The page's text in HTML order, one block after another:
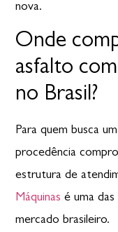
nova.
Onde
asfalto
no Brasil?
Para quem busca
procedência
estrutura de
Máquinas é uma
mercado brasileiro.